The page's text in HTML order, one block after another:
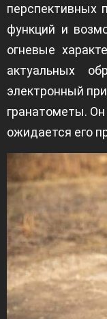
перспективных
функций и
огневые
актуальных
электронный
гранатометы.
ожидается его